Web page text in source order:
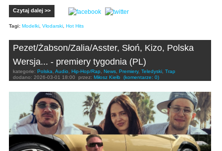
Czytaj dalej >>
Tagi: Modelki, Vłodarski, Hot Hits
Pezet/Żabson/Zalia/Asster, Słoń, Kizo, Polska
Wersja... - premiery tygodnia (PL)
kategorie: Polska, Audio, Hip-Hop/Rap, News, Premiery, Teledyski, Trap
dodano: 2026-03-01 18:00 przez: Miłosz Kiełb (komentarze: 0)